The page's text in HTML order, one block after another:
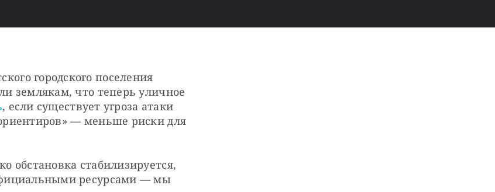
городского поселения
землякам, что теперь уличное
, если существует угроза атаки
— меньше риски для
обстановка стабилизируется,
ресурсами — мы